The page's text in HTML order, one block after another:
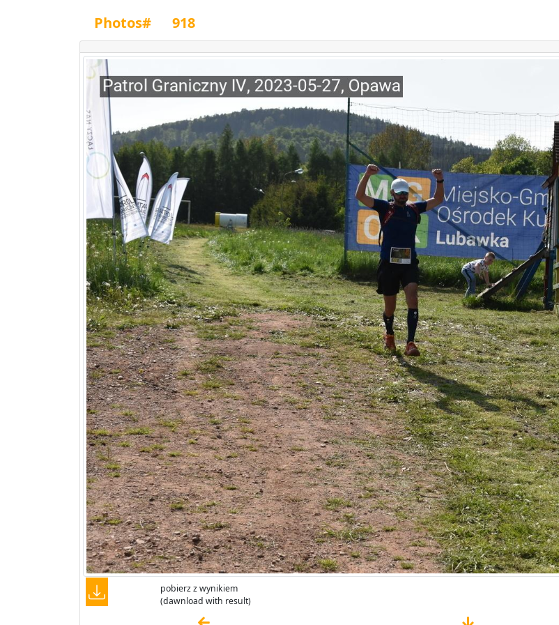
Photos# 918
pobierz z wynikiem
(dawnload with result)